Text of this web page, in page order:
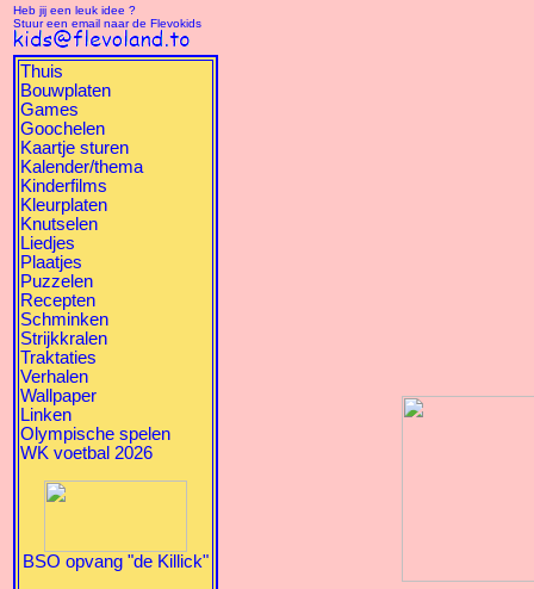
Heb jij een leuk idee ?
Stuur een email naar de Flevokids
Thuis
Bouwplaten
Games
Goochelen
Kaartje sturen
Kalender/thema
Kinderfilms
Kleurplaten
Knutselen
Liedjes
Plaatjes
Puzzelen
Recepten
Schminken
Strijkkralen
Traktaties
Verhalen
Wallpaper
Linken
Olympische spelen
WK voetbal 2026
BSO opvang "de Killick"